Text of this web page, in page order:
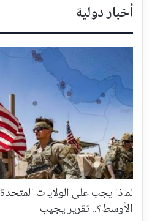
أخبار دولية
لماذا يجب على الولايات
الأوسط؟.. تقرير يجيب